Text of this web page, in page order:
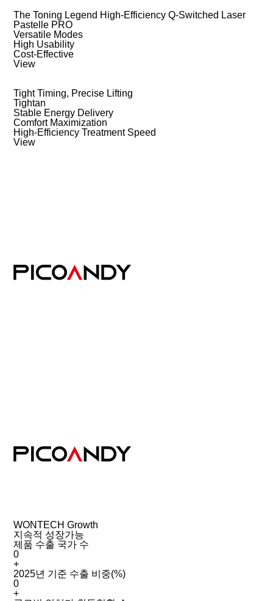
The Toning Legend High-Efficiency Q-Switched Laser
Pastelle PRO
Versatile Modes
High Usability
Cost-Effective
View
Tight Timing, Precise Lifting
Tightan
Stable Energy Delivery
Comfort Maximization
High-Efficiency Treatment Speed
View
WONTECH Growth
지속적 성장가능
제품 수출 국가 수
0
+
2025년 기준 수출 비중(%)
0
+